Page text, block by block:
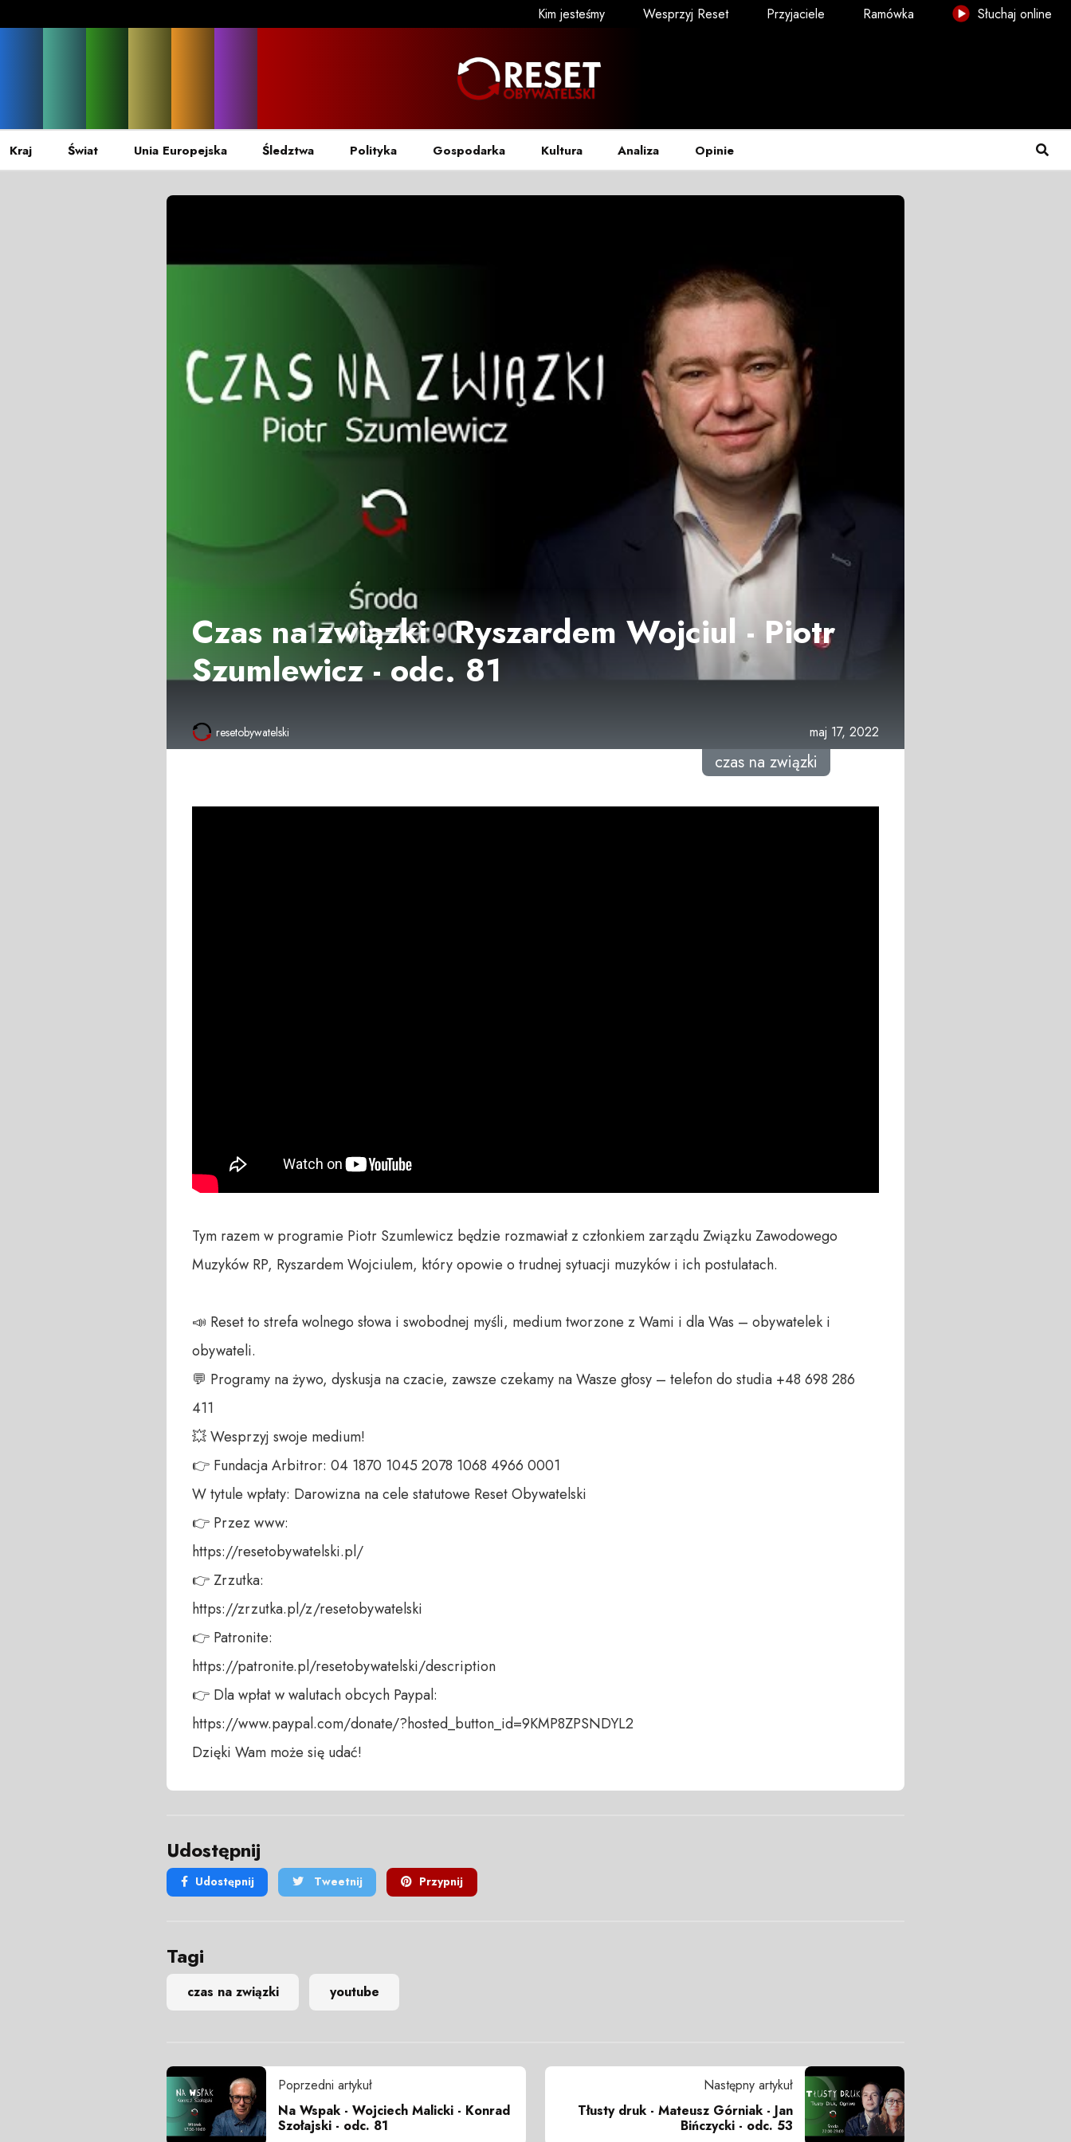
Kim jesteśmy Wesprzyj Reset Przyjaciele Ramówka Słuchaj online
Kraj Świat Unia Europejska Śledztwa Polityka Gospodarka Kultura Analiza Opinie
Czas na związki - Ryszardem Wojciul - Piotr
Szumlewicz - odc. 81
resetobywatelski maj 17, 2022
czas na związki
Tym razem w programie Piotr Szumlewicz będzie rozmawiał z członkiem zarządu Związku Zawodowego
Muzyków RP, Ryszardem Wojciulem, który opowie o trudnej sytuacji muzyków i ich postulatach.
📣 Reset to strefa wolnego słowa i swobodnej myśli, medium tworzone z Wami i dla Was – obywatelek i
obywateli.
💬 Programy na żywo, dyskusja na czacie, zawsze czekamy na Wasze głosy – telefon do studia +48 698 286
411
💥 Wesprzyj swoje medium!
👉 Fundacja Arbitror: 04 1870 1045 2078 1068 4966 0001
W tytule wpłaty: Darowizna na cele statutowe Reset Obywatelski
👉 Przez www:
https://resetobywatelski.pl/
👉 Zrzutka:
https://zrzutka.pl/z/resetobywatelski
👉 Patronite:
https://patronite.pl/resetobywatelski/description
👉 Dla wpłat w walutach obcych Paypal:
https://www.paypal.com/donate/?hosted_button_id=9KMP8ZPSNDYL2
Dzięki Wam może się udać!
Udostępnij
Udostępnij Tweetnij Przypnij
Tagi
czas na związki youtube
Poprzedni artykuł
Na Wspak - Wojciech Malicki - Konrad
Szołajski - odc. 81
Następny artykuł
Tłusty druk - Mateusz Górniak - Jan
Bińczycki - odc. 53